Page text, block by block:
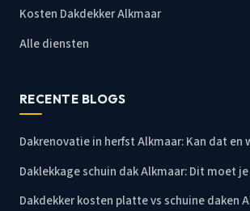
Kosten Dakdekker Alkmaar
Alle diensten
RECENTE BLOGS
Dakrenovatie in herfst Alkmaar: Kan dat en
Daklekkage schuin dak Alkmaar: Dit moet
Dakdekker kosten platte vs schuine daken